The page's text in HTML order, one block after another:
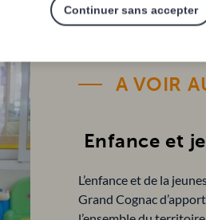
A VOIR
Enfance et
L’enfance et de la
Grand Cognac
Continuer sans accepter